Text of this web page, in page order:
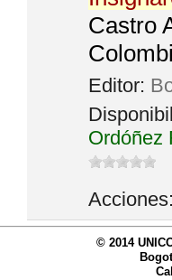
Castro
Editor:
Ordóñez
Acciones:
© 2014